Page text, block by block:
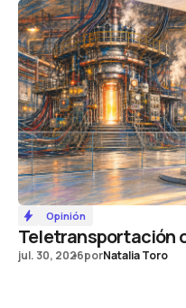
Opinión
Teletransportación
jul. 30, 2026porNatalia Toro